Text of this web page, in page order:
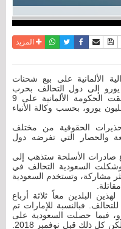
للطباعة
حفظ الموضوع
أرسل الى صديق
فيسبوكتويترواتسابالمزيد
الألمانية على بيع شحنات
حوالي 400 مليون يورو إلى دول التحالف بحرب
اليمن، الذي تقوده السعودية، فيما وافقت الحكومة الألمانية على 9
بيع أسلحة للبحرين بنحو 16.2 مليون يورو، بحسب وكالة الأنباء
الحقوقية من مختلف
والحصار التي تفرضه دول
صادرات الأسلحة ستذهب إلى
وشكلت السعودية التحالف في
الأكثر مشاركة، وتستخدم السعودية
البلدين معاً ثلاثة أرباع
398 مليون يورو للتحالف. فبالنسبة للإمارات تم
بقيمة 57 مليون يورو، فيما حصلت السعودية على